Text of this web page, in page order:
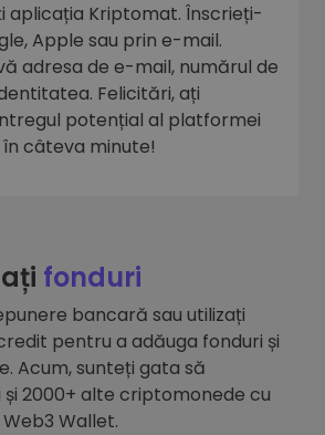
aplicația Kriptomat. Înscrieți-
Apple sau prin e-mail.
adresa de e-mail, numărul de
Felicitări, ați
potențial al platformei
câteva minute!
fonduri
bancară sau utilizați
pentru a adăuga fonduri și
Acum, sunteți gata să
2000+ alte criptomonede cu
Wallet.